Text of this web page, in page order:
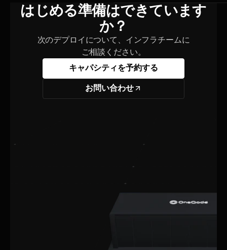
はじめる準備はできています
か？
次のデプロイについて、インフラチームに
ご相談ください。
キャパシティを予約する
お問い合わせ